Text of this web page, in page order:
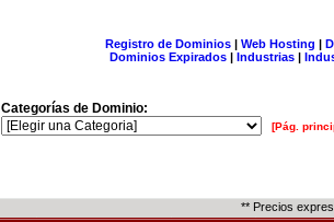
Registro de Dominios| Web Hosting |
Dominios Expirados | Industrias |
Categorías de Dominio:
[Pág.
** Precios